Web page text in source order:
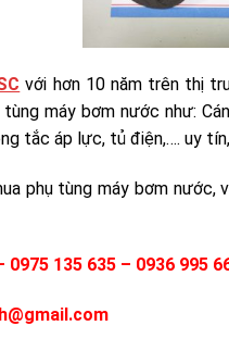
với hơn 10 năm trên thị
máy bơm nước như:
tắc áp lực, tủ điện,…. uy
phụ tùng máy bơm
0975 135 635 – 0936 995